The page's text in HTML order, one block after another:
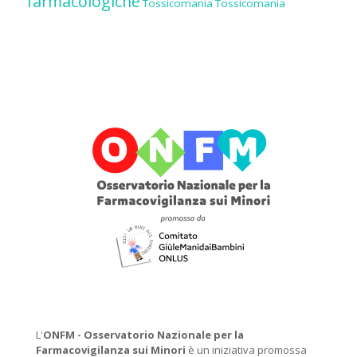
Tossicomania Tossicomania
L'ONFM - Osservatorio Nazionale per la
Farmacovigilanza sui Minori è un iniziativa promossa